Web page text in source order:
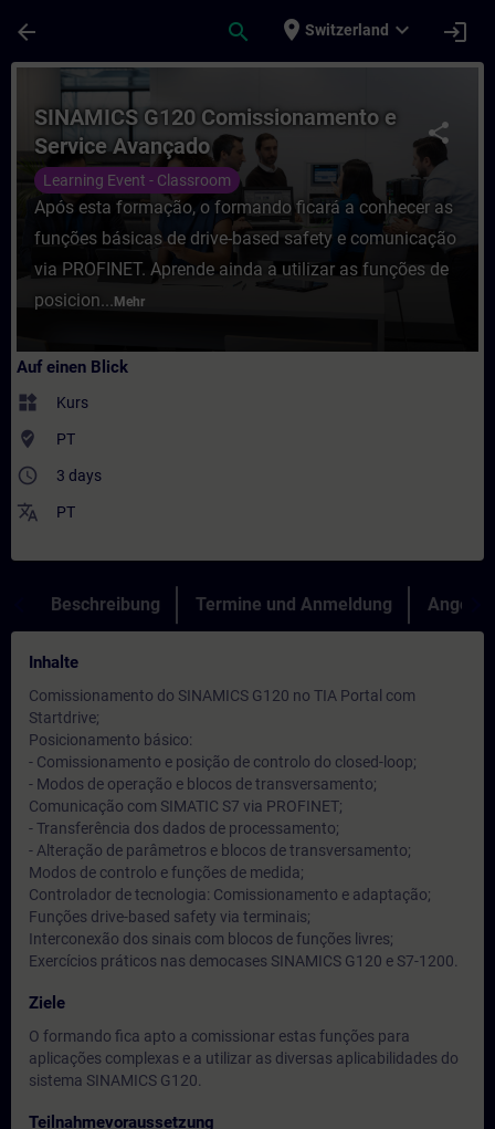
arrow_back search place Switzerland expand_more login
Kurs - SINAMICS G120
share
SINAMICS G120 Comissionamento e
Service Avançado
Learning Event - Classroom
Após esta formação, o formando ficará a conhecer as
funções básicas de drive-based safety e comunicação
via PROFINET. Aprende ainda a utilizar as funções de
posicion... Mehr
Auf einen Blick
widgets Kurs
where_to_vote PT
access_time 3 days
translate PT
Beschreibung Termine und Anmeldung Angebot
Inhalte
Comissionamento do SINAMICS G120 no TIA Portal com
Startdrive;
Posicionamento básico:
- Comissionamento e posição de controlo do closed-loop;
- Modos de operação e blocos de transversamento;
Comunicação com SIMATIC S7 via PROFINET;
- Transferência dos dados de processamento;
- Alteração de parâmetros e blocos de transversamento;
Modos de controlo e funções de medida;
Controlador de tecnologia: Comissionamento e adaptação;
Funções drive-based safety via terminais;
Interconexão dos sinais com blocos de funções livres;
Exercícios práticos nas democases SINAMICS G120 e S7-1200.
Ziele
O formando fica apto a comissionar estas funções para
aplicações complexas e a utilizar as diversas aplicabilidades do
sistema SINAMICS G120.
Teilnahmevoraussetzung